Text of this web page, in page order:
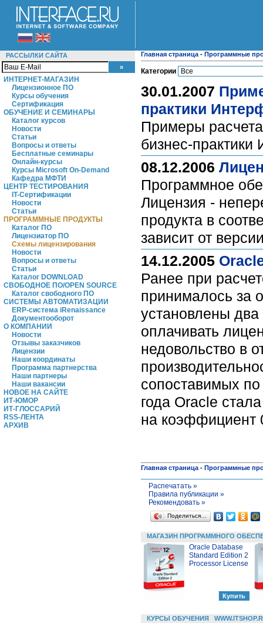
РАССЫЛКИ САЙТА
ИНТЕРНЕТ-МАГАЗИН
Лицензионное ПО
Курсы обучения
Сертификация
ОБУЧЕНИЕ И СЕМИНАРЫ
Каталог курсов
Новости
Статьи
Вопросы и ответы
Бесплатные семинары
Онлайн-курсы
Курсы Microsoft On-Demand
Кафедра МФТИ
ЦЕНТР ТЕСТИРОВАНИЯ
IT-Сертификации
Новости
Статьи
ПРОГРАММНЫЕ ПРОДУКТЫ
Каталог ПО
Лицензиатор ПО
Схемы лицензирования
Новости
Вопросы и ответы
Статьи
Каталог DOWNLOAD
СВОБОДНОЕ ПО/OPEN SOURCE
Каталог свободного ПО
СИСТЕМЫ АВТОМАТИЗАЦИИ
ERP-система iRenaissance
Документооборот
О КОМПАНИИ
Новости
Отзывы заказчиков
Лицензии
Наши координаты
Программа партнерства
Наши партнеры
Наши вакансии
НОВОЕ НА САЙТЕ
ИТ-ЮМОР
ИТ-ГЛОССАРИЙ
RSS-ЛЕНТА
АРХИВ
Главная страница - Программные
Категории
30.01.2007
практики
Примеры
бизнес-
08.12.2006
Программное
Лицензия -
продукта в
зависит от
14.12.2005
Ранее при
принималось за
установлены
оплачивать
недовольство в
сопоставимых
года Oracle
на коэффициент
Главная страница - Программные
Распечатать »
Правила публикации »
Рекомендовать »
Поделиться…
МАГАЗИН ПРОГРАММНОГО
Oracle Database
Standard Edition 2
Processor License
КУРСЫ ОБУЧЕНИЯ